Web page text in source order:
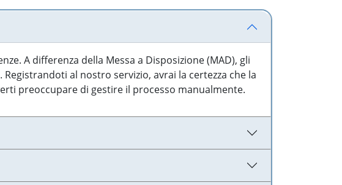
A differenza della Messa a Disposizione (MAD), gli
al nostro servizio, avrai la certezza che la
preoccupare di gestire il processo manualmente.